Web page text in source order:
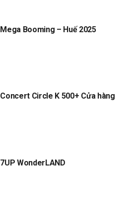
Mega Booming – Huế 2025
Concert Circle K 500+ Cửa hàng
7UP WonderLAND